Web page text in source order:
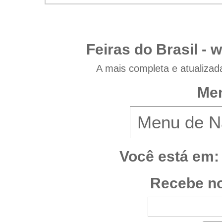
Feiras do Brasil -
A mais completa e
Você está em:
Recebe